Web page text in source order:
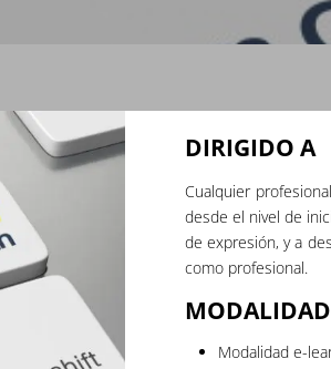
DIRIGIDO A
Cualquier
desde el nivel de
de expresión, y a
como profesional.
MODALIDAD
Modalidad e-